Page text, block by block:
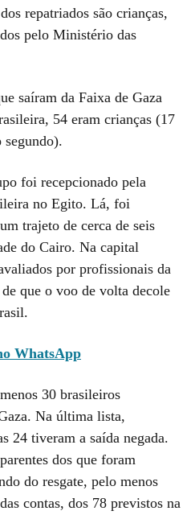
repatriados são crianças,
pelo Ministério das
saíram da Faixa de Gaza
54 eram crianças (17
foi recepcionado pela
no Egito. Lá, foi
trajeto de cerca de seis
do Cairo. Na capital
por profissionais da
que o voo de volta decole
WhatsApp
30 brasileiros
Na última lista,
24 tiveram a saída negada.
dos que foram
do resgate, pelo menos
contas, dos 78 previstos na